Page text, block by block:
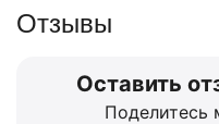
Отзывы
Оставить
Поделитесь